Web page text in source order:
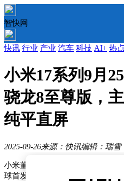
智快网
快讯 行业 产业 汽车 科技 AI+ 热点
小米17系列9月
骁龙8至尊版，
纯平直屏
2025-09-26来源：快讯编辑：瑞雪
小米董事长兼CEO雷军近日正式
球首发搭载第五代骁龙8至尊版移